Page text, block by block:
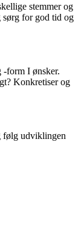
stemmer og
for god tid og
-form I ønsker.
Konkretiser og
følg udviklingen